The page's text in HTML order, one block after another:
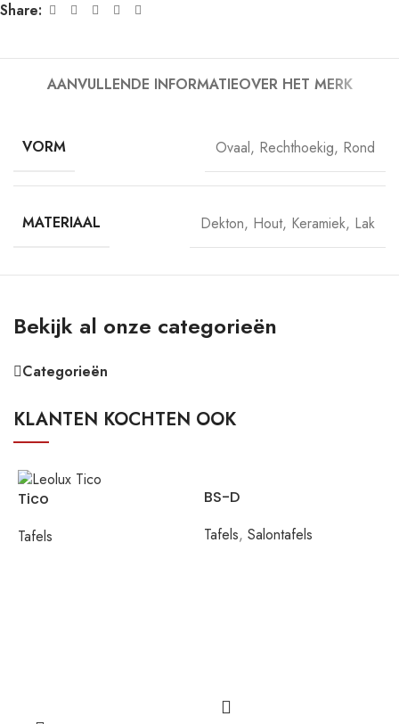
Share:
AANVULLENDE INFORMATIEOVER HET MERK
VORM Ovaal, Rechthoekig, Rond
MATERIAAL Dekton, Hout, Keramiek, Lak
Bekijk al onze categorieën
Categorieën
KLANTEN KOCHTEN OOK
Tico
Tafels
BS-D
Tafels, Salontafels